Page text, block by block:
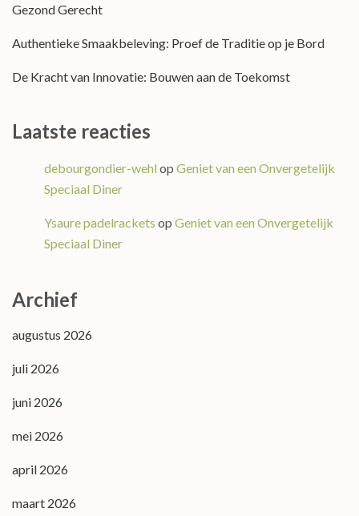
Gezond Gerecht
Authentieke Smaakbeleving: Proef de Traditie op je Bord
De Kracht van Innovatie: Bouwen aan de Toekomst
Laatste reacties
debourgondier-wehl op Geniet van een Onvergetelijk
Speciaal Diner
Ysaure padelrackets op Geniet van een Onvergetelijk
Speciaal Diner
Archief
augustus 2026
juli 2026
juni 2026
mei 2026
april 2026
maart 2026